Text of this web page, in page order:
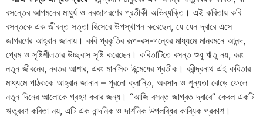
বসন্তের আগমনের মাধুর্য ও নবজাগরণের প্রতীকী অভিব্যক্তি। এই কবিতায় কবি
বসন্তকে এক জীবন্ত সত্তা হিসেবে উপস্থাপন করেছেন, যে যেন দ্বারে এসে
জাগরণের আহ্বান জানায়। কবি প্রকৃতির রূপ-রস-গন্ধের মাধ্যমে মানবমনে আনন্দ,
প্রেম ও সৃষ্টিশীলতার উচ্ছ্বাস সৃষ্টি করেছেন। কবিতাটিতে বসন্ত শুধু ঋতু নয়, বরং
নতুন জীবনের, নবতর আশার, এবং মানসিক উন্মেষের প্রতীক। রবীন্দ্রনাথ এই কবিতার
মাধ্যমে পাঠককে আহ্বান জানান – পুরনো ক্লান্তি, অবসাদ ও শূন্যতা ঝেড়ে ফেলে
নতুন দিনের আলোকে গ্রহণ করার জন্য। “আজি বসন্ত জাগ্রত দ্বারে” কেবল একটি
ঋতুবরণ কবিতা নয়, এটি এক নান্দনিক ও দার্শনিক উপলব্ধির কাব্যিক প্রকাশ।